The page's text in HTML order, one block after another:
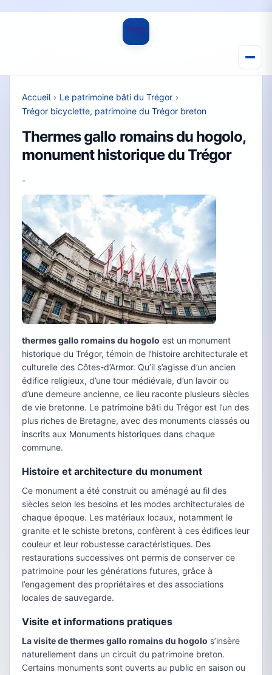
Accueil › Le patrimoine bâti du Trégor ›
Trégor bicyclette, patrimoine du Trégor breton
Thermes gallo romains du hogolo,
monument historique du Trégor
-
thermes gallo romains du hogolo est un monument
historique du Trégor, témoin de l’histoire architecturale et
culturelle des Côtes-d’Armor. Qu’il s’agisse d’un ancien
édifice religieux, d’une tour médiévale, d’un lavoir ou
d’une demeure ancienne, ce lieu raconte plusieurs siècles
de vie bretonne. Le patrimoine bâti du Trégor est l’un des
plus riches de Bretagne, avec des monuments classés ou
inscrits aux Monuments historiques dans chaque
commune.
Histoire et architecture du monument
Ce monument a été construit ou aménagé au fil des
siècles selon les besoins et les modes architecturales de
chaque époque. Les matériaux locaux, notamment le
granite et le schiste bretons, confèrent à ces édifices leur
couleur et leur robustesse caractéristiques. Des
restaurations successives ont permis de conserver ce
patrimoine pour les générations futures, grâce à
l’engagement des propriétaires et des associations
locales de sauvegarde.
Visite et informations pratiques
La visite de thermes gallo romains du hogolo s’insère
naturellement dans un circuit du patrimoine breton.
Certains monuments sont ouverts au public en saison ou